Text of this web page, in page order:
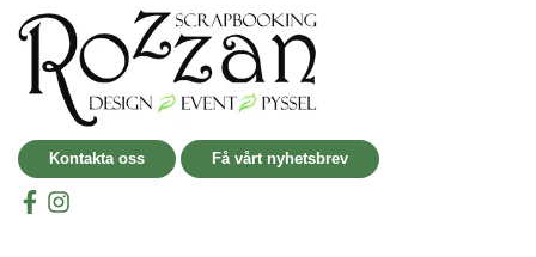
Kontakta oss Få vårt nyhetsbrev